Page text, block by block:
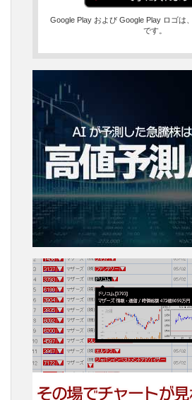
Google Play および Google Play ロゴは
です。